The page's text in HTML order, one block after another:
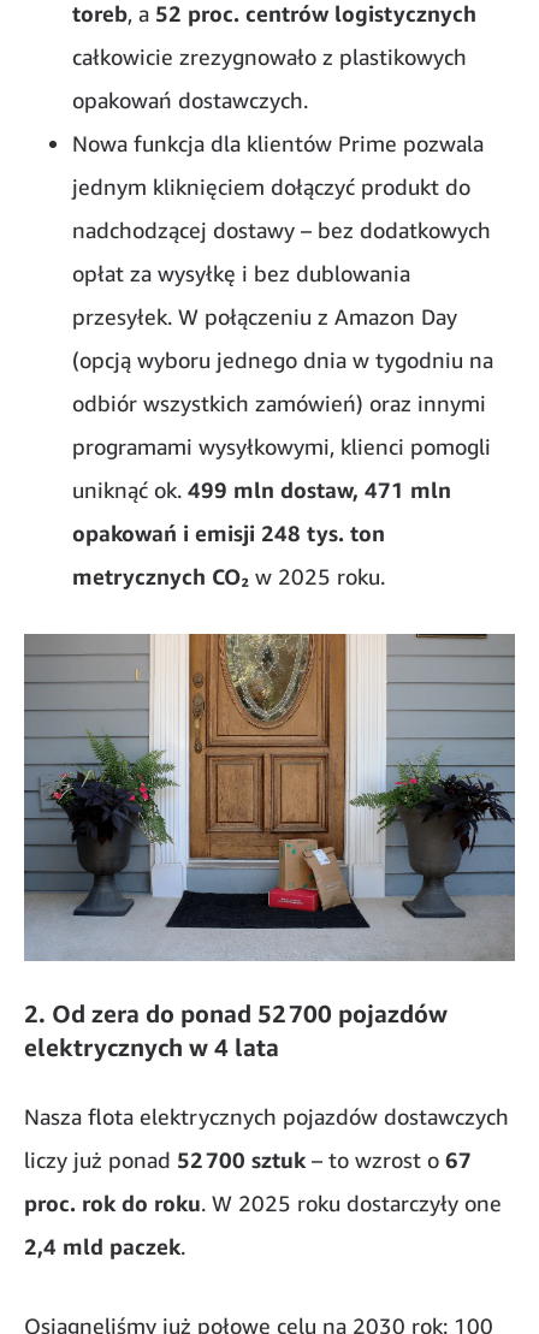
toreb, a 52 proc. centrów logistycznych
całkowicie zrezygnowało z plastikowych
opakowań dostawczych.
Nowa funkcja dla klientów Prime pozwala
jednym kliknięciem dołączyć produkt do
nadchodzącej dostawy – bez dodatkowych
opłat za wysyłkę i bez dublowania
przesyłek. W połączeniu z Amazon Day
(opcją wyboru jednego dnia w tygodniu na
odbiór wszystkich zamówień) oraz innymi
programami wysyłkowymi, klienci pomogli
uniknąć ok. 499 mln dostaw, 471 mln
opakowań i emisji 248 tys. ton
metrycznych CO₂ w 2025 roku.
2. Od zera do ponad 52 700 pojazdów
elektrycznych w 4 lata
Nasza flota elektrycznych pojazdów dostawczych
liczy już ponad 52 700 sztuk – to wzrost o 67
proc. rok do roku. W 2025 roku dostarczyły one
2,4 mld paczek.
Osiągnęliśmy już połowę celu na 2030 rok: 100